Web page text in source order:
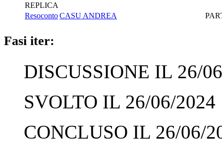
REPLICA
ResocontoCASU ANDREA
Fasi iter:
DISCUSSIONE IL 26/
SVOLTO IL 26/06/2024
CONCLUSO IL 26/06/